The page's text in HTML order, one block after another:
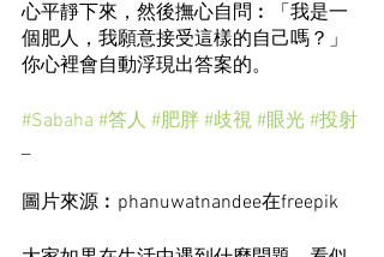
心平靜下來，然後撫心自問︰「我是一
個肥人，我願意接受這樣的自己嗎？」
你心裡會自動浮現出答案的。
#Sabaha #答人 #肥胖 #歧視 #眼光 #投射
_
圖片來源︰phanuwatnandee在freepik